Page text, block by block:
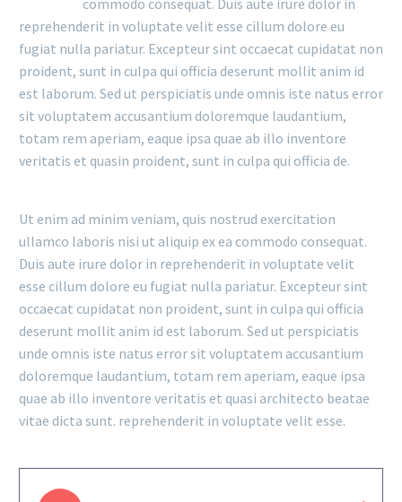
reprehenderit in voluptate velit esse cillum dolore eu
fugiat nulla pariatur. Excepteur sint occaecat cupidatat non
proident, sunt in culpa qui officia deserunt mollit anim id
est laborum. Sed ut perspiciatis unde omnis iste natus error
sit voluptatem accusantium doloremque laudantium,
totam rem aperiam, eaque ipsa quae ab illo inventore
veritatis et quasin proident, sunt in culpa qui officia de.
Ut enim ad minim veniam, quis nostrud exercitation
ullamco laboris nisi ut aliquip ex ea commodo consequat.
Duis aute irure dolor in reprehenderit in voluptate velit
esse cillum dolore eu fugiat nulla pariatur. Excepteur sint
occaecat cupidatat non proident, sunt in culpa qui officia
deserunt mollit anim id est laborum. Sed ut perspiciatis
unde omnis iste natus error sit voluptatem accusantium
doloremque laudantium, totam rem aperiam, eaque ipsa
quae ab illo inventore veritatis et quasi architecto beatae
vitae dicta sunt. reprehenderit in voluptate velit esse.